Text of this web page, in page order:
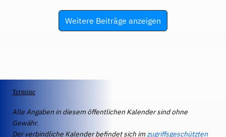
Weitere Beiträge anzeigen
Termine
Alle Angaben in diesem öffentlichen Kalender sind ohne
Gewähr.
Der verbindliche Kalender befindet sich imzugriffsgeschützten